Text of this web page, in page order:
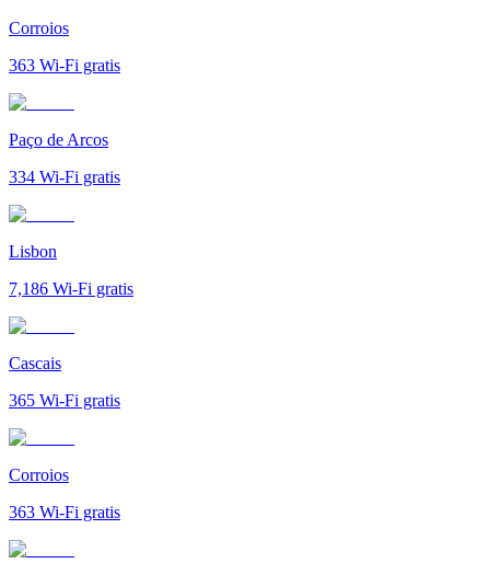
Corroios
363 Wi-Fi gratis
Paço de Arcos
334 Wi-Fi gratis
Lisbon
7,186 Wi-Fi gratis
Cascais
365 Wi-Fi gratis
Corroios
363 Wi-Fi gratis